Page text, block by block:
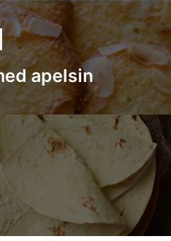
apelsin